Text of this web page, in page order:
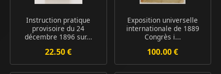
Instruction pratique
provisoire du 24
décembre 1896 sur...
22.50 €
Exposition universelle
internationale de 1889
Congrès i...
100.00 €